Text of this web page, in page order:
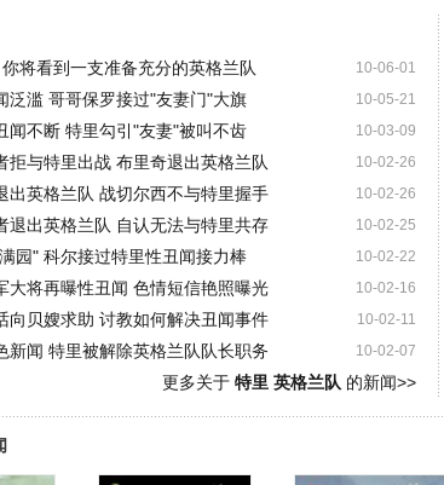
10-06-01
将看到一支准备充分的英格兰队
10-05-21
泛滥 哥哥保罗接过"友妻门"大旗
10-03-09
闻不断 特里勾引"友妻"被叫不齿
10-02-26
拒与特里出战 布里奇退出英格兰队
10-02-26
出英格兰队 战切尔西不与特里握手
10-02-25
退出英格兰队 自认无法与特里共存
10-02-22
园" 科尔接过特里性丑闻接力棒
10-02-16
大将再曝性丑闻 色情短信艳照曝光
10-02-11
向贝嫂求助 讨教如何解决丑闻事件
10-02-07
新闻 特里被解除英格兰队队长职务
更多关于 特里 英格兰队 的新闻>>